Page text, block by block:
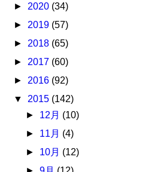
► 2020 (34)
► 2019 (57)
► 2018 (65)
► 2017 (60)
► 2016 (92)
▼ 2015 (142)
► 12月 (10)
► 11月 (4)
► 10月 (12)